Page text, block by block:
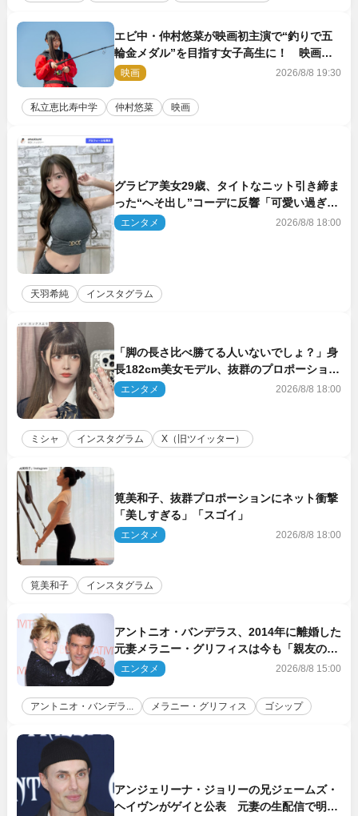
エビ中・仲村悠菜が映画初主演で“釣りで五
輪金メダル”を目指す女子高生に！ 映画
『つりこまち』今秋公開
映画 2026/8/8 19:30
私立恵比寿中学 仲村悠菜 映画
グラビア美女29歳、タイトなニット引き締ま
った“へそ出し”コーデに反響「可愛い過ぎ
る」
エンタメ 2026/8/8 18:00
天羽希純 インスタグラム
「脚の長さ比べ勝てる人いないでしょ？」身
長182cm美女モデル、抜群のプロポーション
にネット衝撃
エンタメ 2026/8/8 18:00
ミシャ インスタグラム X（旧ツイッター）
筧美和子、抜群プロポーションにネット衝撃
「美しすぎる」「スゴイ」
エンタメ 2026/8/8 18:00
筧美和子 インスタグラム
アントニオ・バンデラス、2014年に離婚した
元妻メラニー・グリフィスは今も「親友の一
人」
エンタメ 2026/8/8 15:00
アントニオ・バンデラ... メラニー・グリフィス ゴシップ
アンジェリーナ・ジョリーの兄ジェームズ・
ヘイヴンがゲイと公表 元妻の生配信で明ら